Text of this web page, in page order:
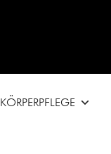
KÖRPERPFLEGE